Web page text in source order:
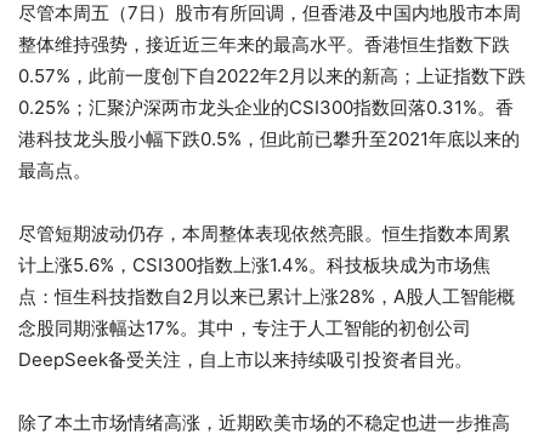
尽管本周五（7日）股市有所回调，但香港及中国内地股市本周
整体维持强势，接近近三年来的最高水平。香港恒生指数下跌
0.57%，此前一度创下自2022年2月以来的新高；上证指数下跌
0.25%；汇聚沪深两市龙头企业的CSI300指数回落0.31%。香
港科技龙头股小幅下跌0.5%，但此前已攀升至2021年底以来的
最高点。
尽管短期波动仍存，本周整体表现依然亮眼。恒生指数本周累
计上涨5.6%，CSI300指数上涨1.4%。科技板块成为市场焦
点：恒生科技指数自2月以来已累计上涨28%，A股人工智能概
念股同期涨幅达17%。其中，专注于人工智能的初创公司
DeepSeek备受关注，自上市以来持续吸引投资者目光。
除了本土市场情绪高涨，近期欧美市场的不稳定也进一步推高